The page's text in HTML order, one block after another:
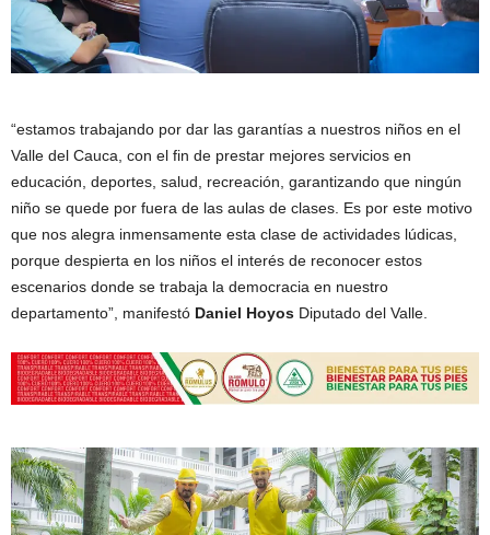
“estamos trabajando por dar las garantías a nuestros niños en el
Valle del Cauca, con el fin de prestar mejores servicios en
educación, deportes, salud, recreación, garantizando que ningún
niño se quede por fuera de las aulas de clases. Es por este motivo
que nos alegra inmensamente esta clase de actividades lúdicas,
porque despierta en los niños el interés de reconocer estos
escenarios donde se trabaja la democracia en nuestro
departamento”, manifestó Daniel Hoyos Diputado del Valle.